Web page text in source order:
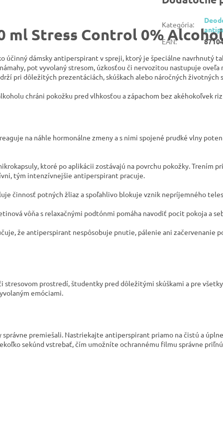
ml Stress Control 0%
účinný dámsky antiperspirant v spreji, ktorý je špeciálne navrhnutý
pot vyvolaný stresom, úzkosťou či nervozitou nastupuje
pri dôležitých prezentáciách, skúškach alebo náročných životných
chráni pokožku pred vlhkosťou a zápachom bez akéhokoľvek
na náhle hormonálne zmeny a s nimi spojené prudké vlny
ktoré po aplikácii zostávajú na povrchu pokožky. Trením
tým intenzívnejšie antiperspirant pracuje.
činnosť potných žliaz a spoľahlivo blokuje vznik nepríjemného
vôňa s relaxačnými podtónmi pomáha navodiť pocit pokoja a
že antiperspirant nespôsobuje pnutie, pálenie ani začervenanie
prostredí, študentky pred dôležitými skúškami a pre
emóciami.
premiešali. Nastriekajte antiperspirant priamo na čistú a
sekúnd vstrebať, čím umožníte ochrannému filmu správne
Kategória:
EAN: